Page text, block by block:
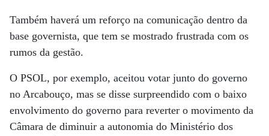
Também haverá um reforço na comunicação dentro da
base governista, que tem se mostrado frustrada com os
rumos da gestão.
O PSOL, por exemplo, aceitou votar junto do governo
no Arcabouço, mas se disse surpreendido com o baixo
envolvimento do governo para reverter o movimento da
Câmara de diminuir a autonomia do Ministério dos